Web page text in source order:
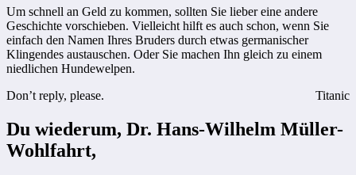
Um schnell an Geld zu kommen, sollten Sie lieber eine andere
Geschichte vorschieben. Vielleicht hilft es auch schon, wenn Sie
einfach den Namen Ihres Bruders durch etwas germanischer
Klingendes austauschen. Oder Sie machen Ihn gleich zu einem
niedlichen Hundewelpen.
Don’t reply, please.
Titanic
Du wiederum, Dr. Hans-Wilhelm Müller-
Wohlfahrt,